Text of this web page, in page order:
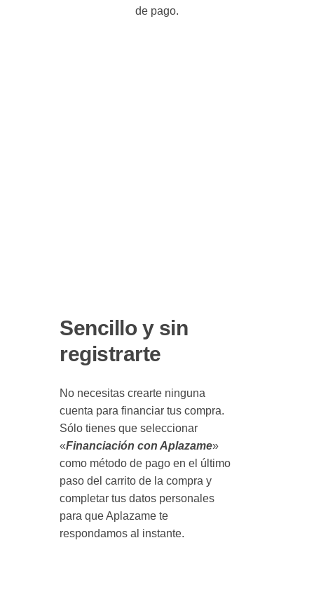
de pago.
Sencillo y sin
registrarte
No necesitas crearte ninguna
cuenta para financiar tus compra.
Sólo tienes que seleccionar
«Financiación con Aplazame»
como método de pago en el último
paso del carrito de la compra y
completar tus datos personales
para que Aplazame te
respondamos al instante.